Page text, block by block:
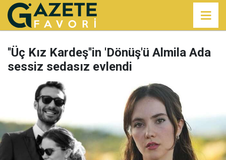
''Üç Kız Kardeş''in 'Dönüş'ü Almila Ada
sessiz sedasız evlendi